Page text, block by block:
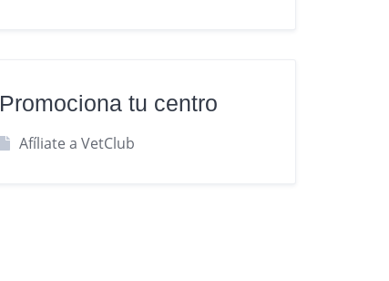
Promociona tu centro
Afíliate a VetClub